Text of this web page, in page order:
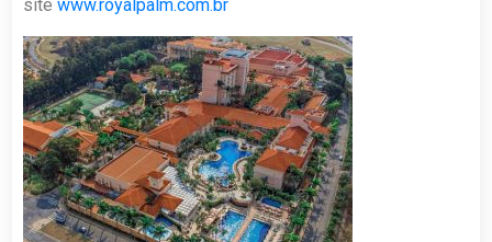
sitewww.royalpalm.com.br